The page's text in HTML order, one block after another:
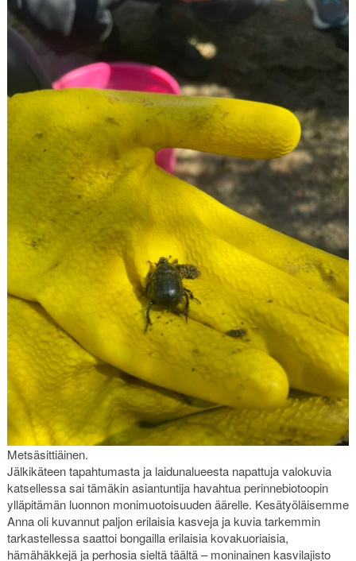
Metsäsittiäinen.
Jälkikäteen tapahtumasta ja laidunalueesta napattuja valokuvia
katsellessa sai tämäkin asiantuntija havahtua perinnebiotoopin
ylläpitämän luonnon monimuotoisuuden äärelle. Kesätyöläisemme
Anna oli kuvannut paljon erilaisia kasveja ja kuvia tarkemmin
tarkastellessa saattoi bongailla erilaisia kovakuoriaisia,
hämähäkkejä ja perhosia sieltä täältä – moninainen kasvilajisto